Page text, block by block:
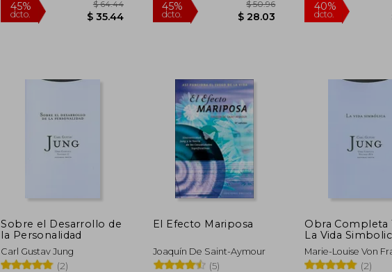
45%
dcto.
45%
dcto.
Sobre el Desarrollo de
la Personalidad
Carl Gustav Jung
(2)
El Efecto Mariposa
Joaquín De Saint-Aymour
(5)
Obra Completa
La Vida
(Tela)
Marie-Louise Von
(2)